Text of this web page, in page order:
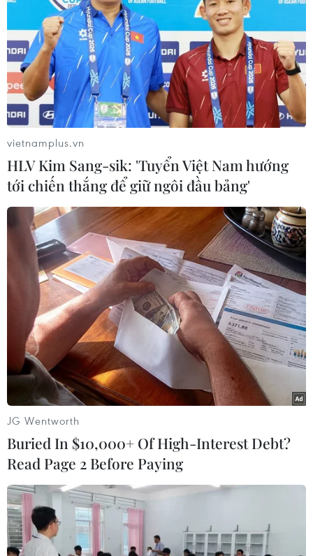
#CGV #Rạp chiếu phim
#Thị trường Việt Nam
#Thị trường phim ảnh
Theo dõi VietnamPlus
TIN LIÊN QUAN
vietnamplus.vn
HLV Kim Sang-sik: 'Tuyển Việt Nam hướng
tới chiến thắng để giữ ngôi đầu bảng'
JG Wentworth
Buried In $10,000+ Of High-Interest Debt?
Read Page 2 Before Paying